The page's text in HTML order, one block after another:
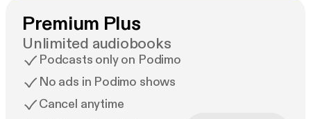
Premium Plus
Unlimited audiobooks
Podcasts only on Podimo
No ads in Podimo shows
Cancel anytime